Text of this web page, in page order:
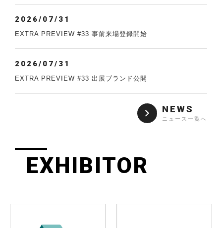
2026/07/31
EXTRA PREVIEW #33 事前来場登録開始
2026/07/31
EXTRA PREVIEW #33 出展ブランド公開
NEWS
ニュース一覧へ
EXHIBITOR